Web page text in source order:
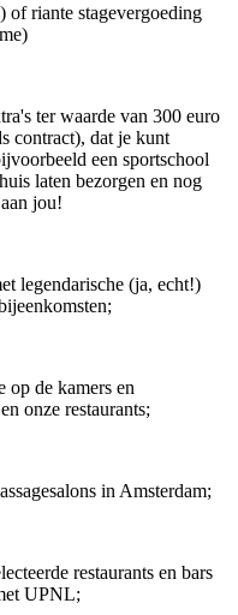
riante stagevergoeding
ter waarde van 300 euro
contract), dat je kunt
een sportschool
laten bezorgen en nog
jou!
legendarische (ja, echt!)
de kamers en
onze restaurants;
in Amsterdam;
restaurants en bars
UPNL;